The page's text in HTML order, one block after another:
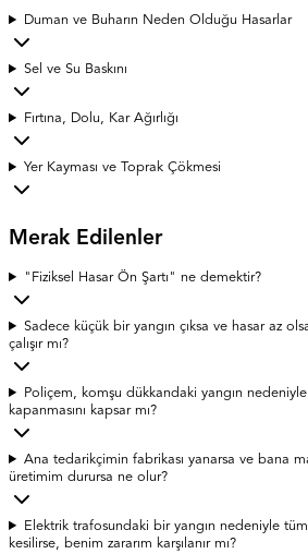
Duman ve Buharın Neden Olduğu Hasarlar
Sel ve Su Baskını
Fırtına, Dolu, Kar Ağırlığı
Yer Kayması ve Toprak Çökmesi
Merak Edilenler
"Fiziksel Hasar Ön Şartı" ne demektir?
Sadece küçük bir yangın çıksa ve hasar az
çalışır mı?
Poliçem, komşu dükkandaki yangın nedeniyle
kapanmasını kapsar mı?
Ana tedarikçimin fabrikası yanarsa ve bana
üretimim durursa ne olur?
Elektrik trafosundaki bir yangın nedeniyle
kesilirse, benim zararım karşılanır mı?